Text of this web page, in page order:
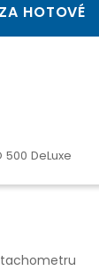
HOTOVÉ
500 DeLuxe